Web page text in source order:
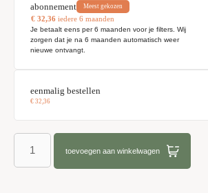
eenmalig bestellen
€32,36
abonnement Meest gekozen
€ 32,36 iedere 6 maanden
Je betaalt eens per 6 maanden voor je filters. Wij
zorgen dat je na 6 maanden automatisch weer
nieuwe ontvangt.
toevoegen aan winkelwagen